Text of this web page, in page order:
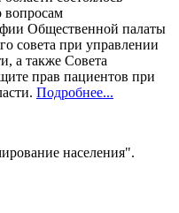
вопросам
Общественной палаты
совета при управлении
а также Совета
прав пациентов при
Подробнее...
населения".